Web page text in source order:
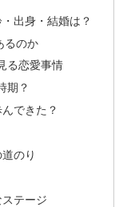
出身・結婚は？
るのか
る恋愛事情
期？
できた？
のり
テージ